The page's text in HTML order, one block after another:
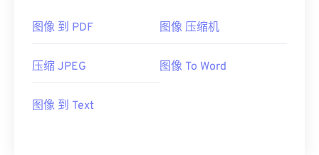
图像 到 PDF 图像 压缩机
压缩 JPEG 图像 To Word
图像 到 Text